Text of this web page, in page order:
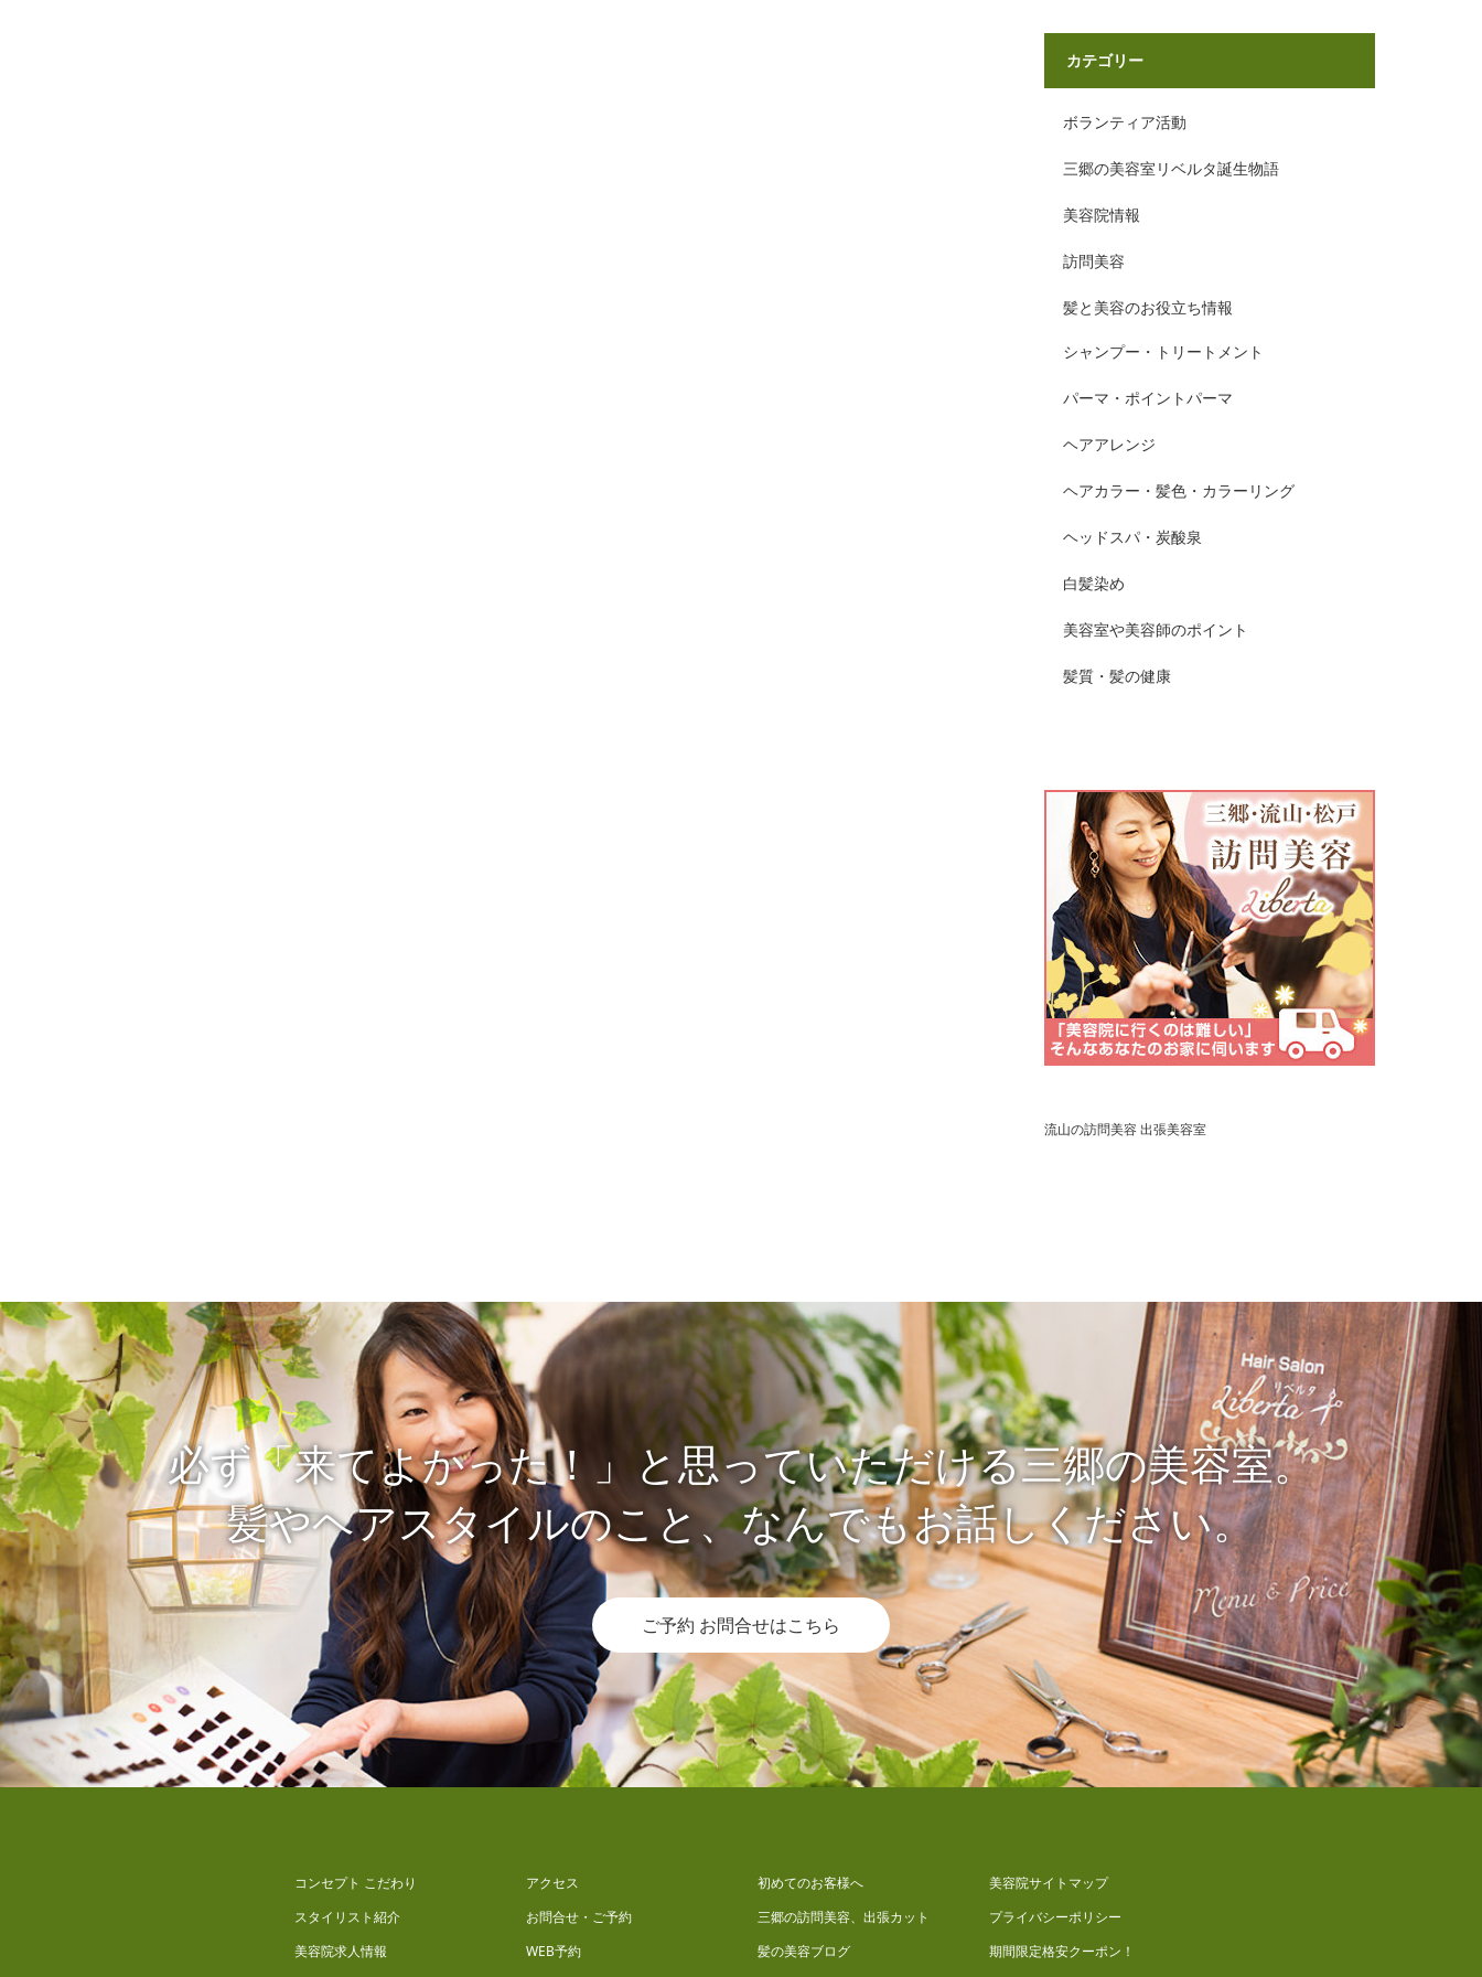
カテゴリー
ボランティア活動
三郷の美容室リベルタ誕生物語
美容院情報
訪問美容
髪と美容のお役立ち情報
シャンプー・トリートメント
パーマ・ポイントパーマ
ヘアアレンジ
ヘアカラー・髪色・カラーリング
ヘッドスパ・炭酸泉
白髪染め
美容室や美容師のポイント
髪質・髪の健康
流山の訪問美容 出張美容室
必ず「来てよかった！」と思っていただける三郷の美容室。
髪やヘアスタイルのこと、なんでもお話しください。
ご予約 お問合せはこちら
コンセプト こだわり
スタイリスト紹介
美容院求人情報
アクセス
お問合せ・ご予約
WEB予約
初めてのお客様へ
三郷の訪問美容、出張カット
髪の美容ブログ
美容院サイトマップ
プライバシーポリシー
期間限定格安クーポン！